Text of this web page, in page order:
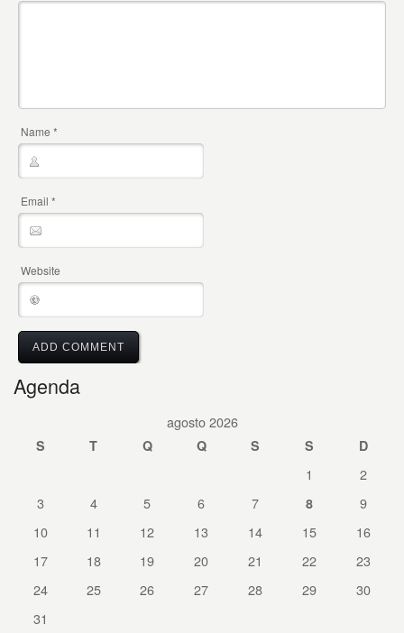
Name *
Email *
Website
Agenda
agosto 2026
S T Q Q S S D
1
2
3
4 5 6 7 8
9
10
11 12 13 14 15
16
17
18 19 20 21 22
23
24
25 26 27 28 29
30
31